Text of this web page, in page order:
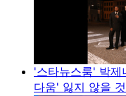
'스타뉴스룸' 박제
다움' 잃지 않을